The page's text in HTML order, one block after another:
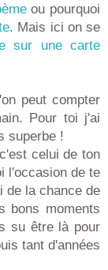
ou pourquoi
. Mais ici on se
sur une carte
peut compter
Pour toi j'ai
superbe !
celui de ton
l'occasion de te
de la chance de
bons moments
su être là pour
tant d'années